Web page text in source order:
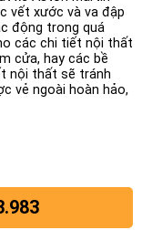
vết xước và va đập
động trong quá
các chi tiết nội thất
cửa, hay các bề
nội thất sẽ tránh
vẻ ngoài hoàn hảo,